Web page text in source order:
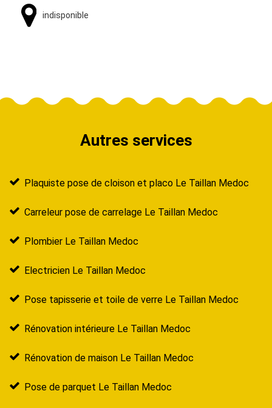
indisponible
Autres services
Plaquiste pose de cloison et placo Le Taillan Medoc
Carreleur pose de carrelage Le Taillan Medoc
Plombier Le Taillan Medoc
Electricien Le Taillan Medoc
Pose tapisserie et toile de verre Le Taillan Medoc
Rénovation intérieure Le Taillan Medoc
Rénovation de maison Le Taillan Medoc
Pose de parquet Le Taillan Medoc